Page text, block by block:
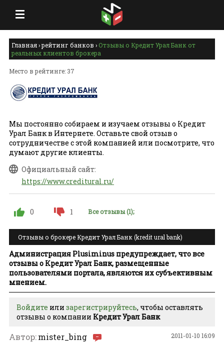
Главная›рейтинг банков › Отзывы о Кредит Урал Банк от
реальных клиентов брокера
Место в рейтинге: 37
Мы постоянно собираем и изучаем отзывы о Кредит
Урал Банк в Интернете. Оставьте свой отзыв о
сотрудничестве с этой компанией или посмотрите, что
думают другие клиенты.
Официальный сайт:
https://www.creditural.ru/
0 1 Все отзывы (1);
Отзывы о брокере Кредит Урал Банк (kredit ural bank)
Администрация Plusiminus предупреждает, что все
отзывы о Кредит Урал Банк, размещенные
пользователями портала, являются их субъективным
мнением.
Войдите или зарегистрируйтесь, чтобы оставлять
отзывы о компании Кредит Урал Банк
2011-01-10 16:09
Автор:mister_bing